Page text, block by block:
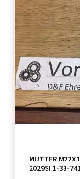
MUTTER
2029SI 1-33-